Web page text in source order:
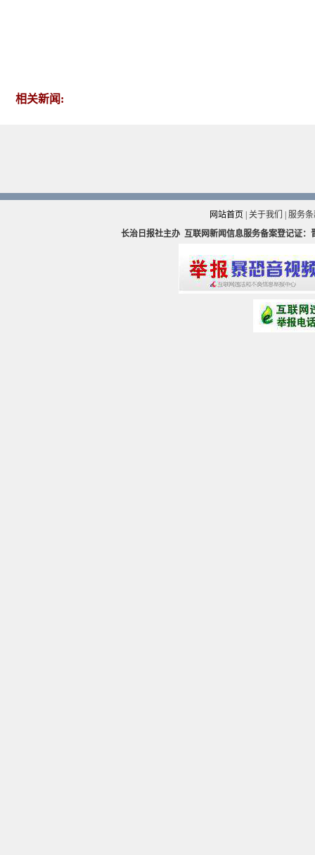
相关新闻:
网站首页 关于我们
服务
长治日报社主办 互联网新闻信息服务备案登记证：